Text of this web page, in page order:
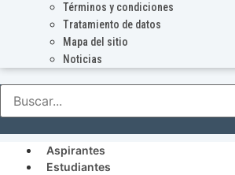
Términos y condiciones
Tratamiento de datos
Mapa del sitio
Noticias
Aspirantes
Estudiantes